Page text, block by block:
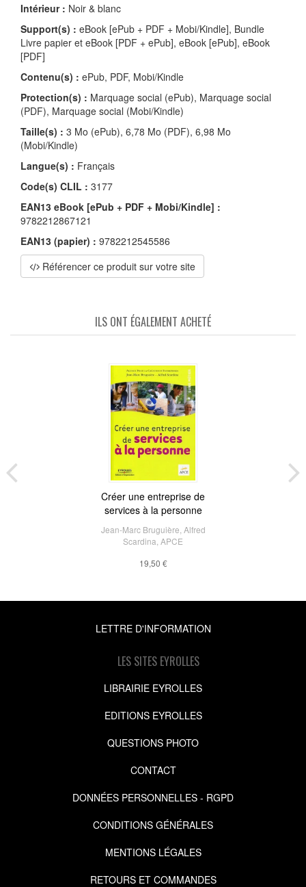
Intérieur : Noir & blanc
Support(s) : eBook [ePub + PDF + Mobi/Kindle], Bundle
Livre papier et eBook [PDF + ePub], eBook [ePub], eBook
[PDF]
Contenu(s) : ePub, PDF, Mobi/Kindle
Protection(s) : Marquage social (ePub), Marquage social
(PDF), Marquage social (Mobi/Kindle)
Taille(s) : 3 Mo (ePub), 6,78 Mo (PDF), 6,98 Mo
(Mobi/Kindle)
Langue(s) : Français
Code(s) CLIL : 3177
EAN13 eBook [ePub + PDF + Mobi/Kindle] :
9782212867121
EAN13 (papier) : 9782212545586
Référencer ce produit sur votre site
ILS ONT ÉGALEMENT ACHETÉ
Créer une entreprise de
services à la personne
Jean-Marc Bruguière Alfred
Scardina APCE
19,50 €
LETTRE D'INFORMATION
LES SITES EYROLLES
LIBRAIRIE EYROLLES
EDITIONS EYROLLES
QUESTIONS PHOTO
CONTACT
DONNÉES PERSONNELLES - RGPD
CONDITIONS GÉNÉRALES
MENTIONS LÉGALES
RETOURS ET COMMANDES